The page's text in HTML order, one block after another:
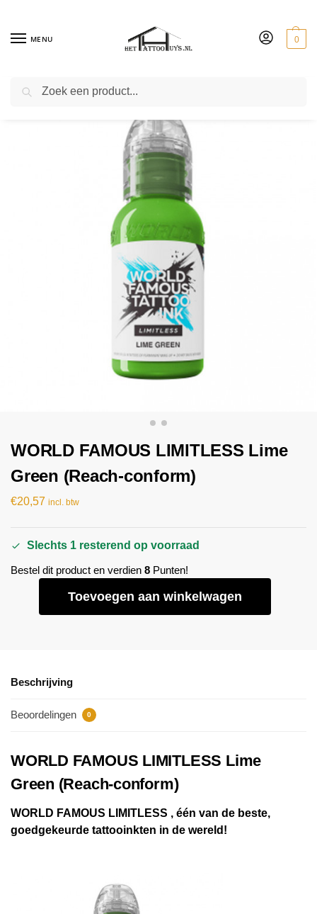
MENU 0
WORLD FAMOUS LIMITLESS Lime
Green (Reach-conform)
€20,57 incl. btw
Slechts 1 resterend op voorraad
Bestel dit product en verdien 8 Punten!
Toevoegen aan winkelwagen
Beschrijving
Beoordelingen 0
WORLD FAMOUS LIMITLESS Lime
Green (Reach-conform)
WORLD FAMOUS LIMITLESS , één van de beste,
goedgekeurde tattooinkten in de wereld!